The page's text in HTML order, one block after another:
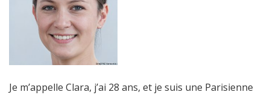
Je m’appelle Clara, j’ai 28 ans, et je suis une Parisienne